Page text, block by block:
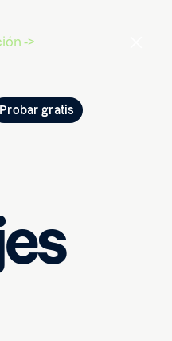
->
Probar gratis